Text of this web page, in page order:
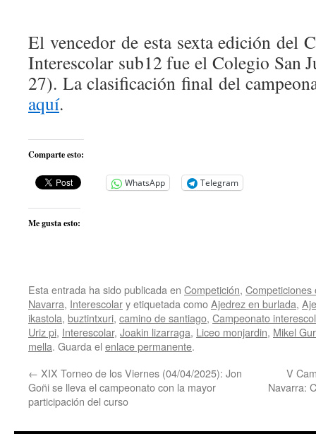
El vencedor de esta sexta edición del
Interescolar sub12 fue el Colegio San
27). La clasificación final del
aquí.
Comparte esto:
WhatsApp Telegram
Me gusta esto:
Esta entrada ha sido publicada en Competición, Competiciones
Navarra, Interescolary etiquetada comoAjedrez en burlada,
ikastola, buztintxuri, camino de santiago, Campeonato
Uriz pi, Interescolar, Joakin lizarraga, Liceo monjardin, Mikel
mella. Guarda el enlace permanente.
← XIX Torneo de los Viernes (04/04/2025): Jon
Goñi se lleva el campeonato con la mayor
participación del curso
V
Navarra: